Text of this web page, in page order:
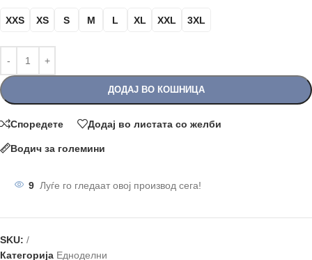
XXS XS S M L XL XXL 3XL
ДОДАЈ ВО КОШНИЦА
Споредете Додај во листата со желби
Водич за големини
9 Луѓе го гледаат овој производ сега!
SKU: /
Категорија Едноделни